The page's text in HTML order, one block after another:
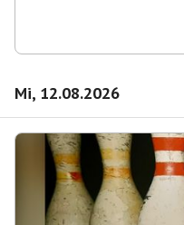
Mi, 12.08.2026